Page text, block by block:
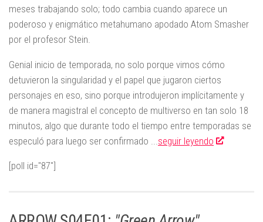
meses trabajando solo; todo cambia cuando aparece un
poderoso y enigmático metahumano apodado Atom Smasher
por el profesor Stein.
Genial inicio de temporada, no solo porque vimos cómo
detuvieron la singularidad y el papel que jugaron ciertos
personajes en eso, sino porque introdujeron implícitamente y
de manera magistral el concepto de multiverso en tan solo 18
minutos, algo que durante todo el tiempo entre temporadas se
especuló para luego ser confirmado ... seguir leyendo
[poll id="87"]